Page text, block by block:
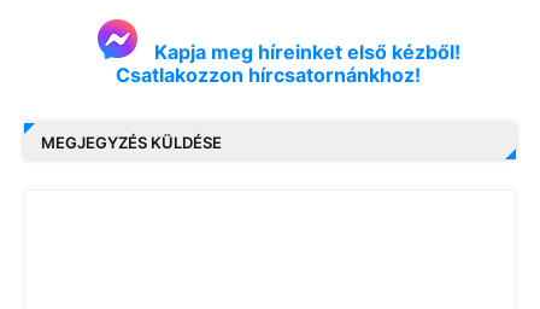
Kapja meg híreinket első kézből!
Csatlakozzon hírcsatornánkhoz!
MEGJEGYZÉS KÜLDÉSE